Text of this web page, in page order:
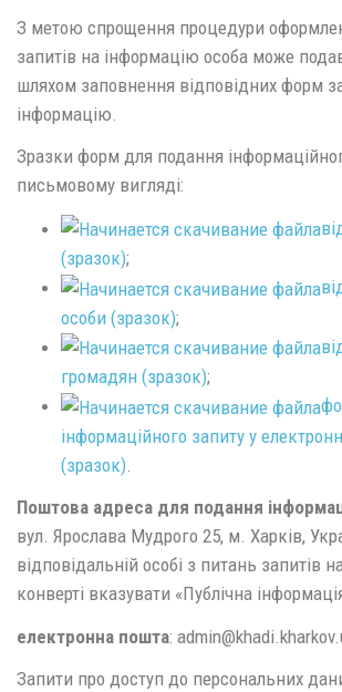
З метою спрощення процедури
запитів на інформацію особа може
шляхом заповнення відповідних форм
інформацію.
Зразки форм для подання
письмовому вигляді:
(зразок);
особи (зразок);
громадян (зразок);
інформаційного запиту у
(зразок)
Поштова адреса для подання
вул. Ярослава Мудрого 25, м. Харків,
відповідальній особі з питань запитів
конверті вказувати «Публічна
електронна пошта:
Запити про доступ до персональних